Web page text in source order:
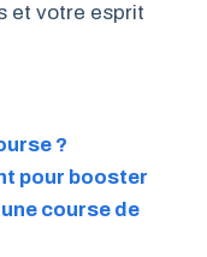
et votre esprit
?
pour booster
course de